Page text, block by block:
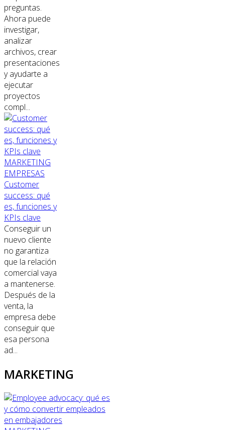
preguntas.
Ahora puede
investigar,
analizar
archivos, crear
presentaciones
y ayudarte a
ejecutar
proyectos
compl...
MARKETING
EMPRESAS
Customer
success: qué
es, funciones y
KPIs clave
Conseguir un
nuevo cliente
no garantiza
que la relación
comercial vaya
a mantenerse.
Después de la
venta, la
empresa debe
conseguir que
esa persona
ad...
MARKETING